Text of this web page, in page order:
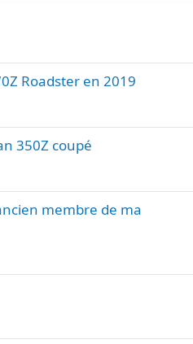
Roadster en 2019
350Z coupé
membre de ma